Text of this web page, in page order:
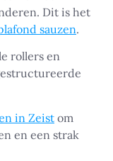
Dit is het
sauzen.
rollers en
in Zeist om
en een strak